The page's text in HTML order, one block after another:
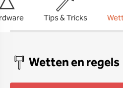
Tips & Tricks
Wetten en regels